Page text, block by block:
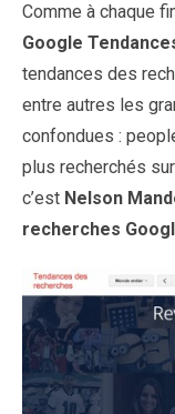
Comme à chaque
Google
tendances des
entre autres les
confondues :
plus recherchés
c’est Nelson
recherches